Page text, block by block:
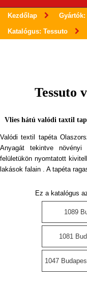
Kezdőlap
Katalógus: Tessuto
Tessuto
Vlies hátú valódi taxtil
Valódi textil tapéta
Anyagát tekintve
felületükön nyomtatott
lakások falain . A tapéta
Ez a katalógus
1089
1081
1047